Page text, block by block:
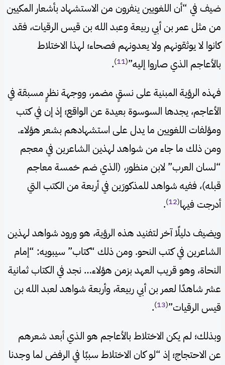
ضيف في “أن اللغويين ينفرون من الاستشهاد بأشعار المكيين
من مثل عمر بن أبي ربيعة وعبد الله بن قيس الرقيات، فقد
كانوا لا يوثقونهم ولا يعدونهم فصحاء؛ لهذا الاختلاط
بالأعاجم الذي صاروا إليه”(
11
)
.
فهذه الرؤية المبنية على نسقٍ مضمر، ووجهة نظرٍ مسبقة في
الأعاجم، يجدها السوسوة بعيدة عن الواقع؛ إذ إن في كتب
ومؤلفات اللغويين ما يدل على استشهادهم بشعر هؤلاء.
ومن ذلك ما جاء من شواهد لهذين الشاعرين في معجم
“لسان العرب” لابن منظور، (الذي ضم خمسة معاجم
قبله)، ففيه شواهد للمذكورَين في أربعة من الكتب التي
أدرجت فيها(
12
)
.
ويضيف دليلًا آخر لتفنيد هذه الرؤية، هو ورود شواهد لهذين
الشاعرين في كتب النحو. ومن ذلك “كتاب” سيبويه: “إمام
النحاة، وهو قريب العهد بزمن هؤلاء… نجد في الكتاب ثمانية
عشر شاهدًا لعمر بن أبي ربيعة، وأربعة شواهد لعبد الله بن
قيس الرقيات”(
13
)
.
وبذلك؛ لم يكن الاختلاط بالأعاجم هو الذي أبعد شعرهم
عن الاحتجاج؛ إذ “لو كان الاختلاط سببًا في الرفض لما وجدنا